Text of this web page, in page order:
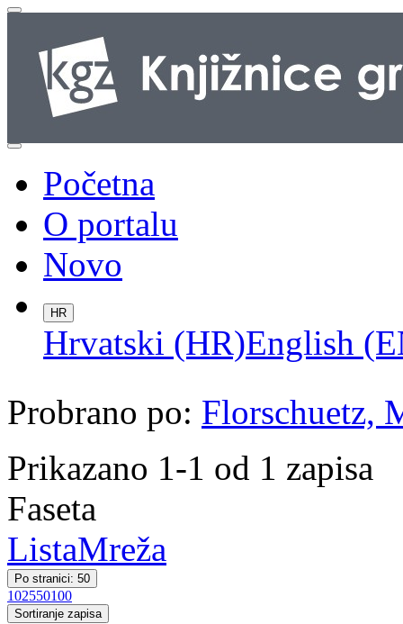
Početna
O portalu
Novo
HR
Hrvatski (HR)English
Probrano po: Florschuetz,
Prikazano 1-1 od 1 zapisa
Faseta
ListaMreža
Po stranici: 50
102550100
Sortiranje zapisa